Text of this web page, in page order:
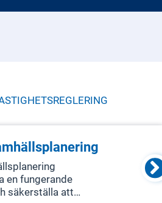
en fungerande
säkerställa att